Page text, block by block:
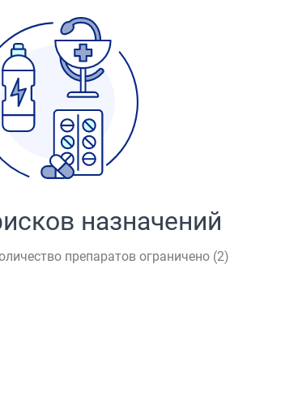
назначений
препаратов ограничено (2)